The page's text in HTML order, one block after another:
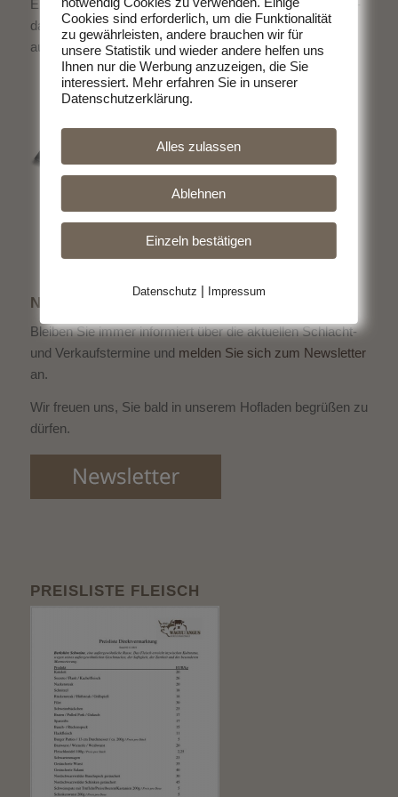
Erzeuger. Ohne schlechtes Gewissen Fleisch zu essen -
das geht. Entscheiden Sie sich für hochwertige Produkte
aus der Region.
NEWSLETTER
Bleiben Sie immer informiert über die aktuellen Schlacht-
und Verkaufstermine und melden Sie sich zum Newsletter
an.
Wir freuen uns, Sie bald in unserem Hofladen begrüßen zu
dürfen.
PREISLISTE FLEISCH
Cookies sind erforderlich, um die Funktionalität
zu gewährleisten, andere brauchen wir für
unsere Statistik und wieder andere helfen uns
Ihnen nur die Werbung anzuzeigen, die Sie
interessiert. Mehr erfahren Sie in unserer
Datenschutzerklärung.
Alles zulassen
Ablehnen
Einzeln bestätigen
Datenschutz | Impressum